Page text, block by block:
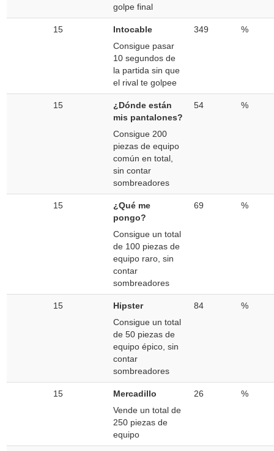
golpe final
15
Intocable
Consigue pasar
10 segundos de
la partida sin que
el rival te golpee
349 %
15
¿Dónde están
mis pantalones?
Consigue 200
piezas de equipo
común en total,
sin contar
sombreadores
54 %
15
¿Qué me
pongo?
Consigue un total
de 100 piezas de
equipo raro, sin
contar
sombreadores
69 %
15
Hipster
Consigue un total
de 50 piezas de
equipo épico, sin
contar
sombreadores
84 %
15
Mercadillo
Vende un total de
250 piezas de
equipo
26 %